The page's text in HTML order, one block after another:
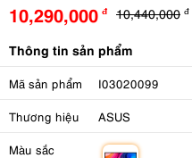
10,290,000 đ 10,440,000 đ
Thông tin sản phẩm
Mã sản phẩm I03020099
Thương hiệu ASUS
Màu sắc